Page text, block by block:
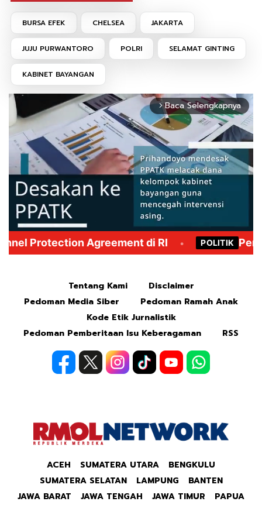
BURSA EFEK CHELSEA JAKARTA
JUJU PURWANTORO POLRI SELAMAT GINTING
KABINET BAYANGAN
arrow_forward_ios Baca Selengkapnya
Tentang Kami
Disclaimer
Pedoman Media Siber
Pedoman Ramah Anak
Kode Etik Jurnalistik
Pedoman Pemberitaan Isu Keberagaman
RSS
ACEH SUMATERA UTARA
BENGKULU
SUMATERA SELATAN
LAMPUNG
BANTEN
JAWA BARAT
JAWA TENGAH JAWA TIMUR PAPUA